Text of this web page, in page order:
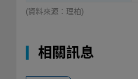
(資料來源：理柏)
相關訊息